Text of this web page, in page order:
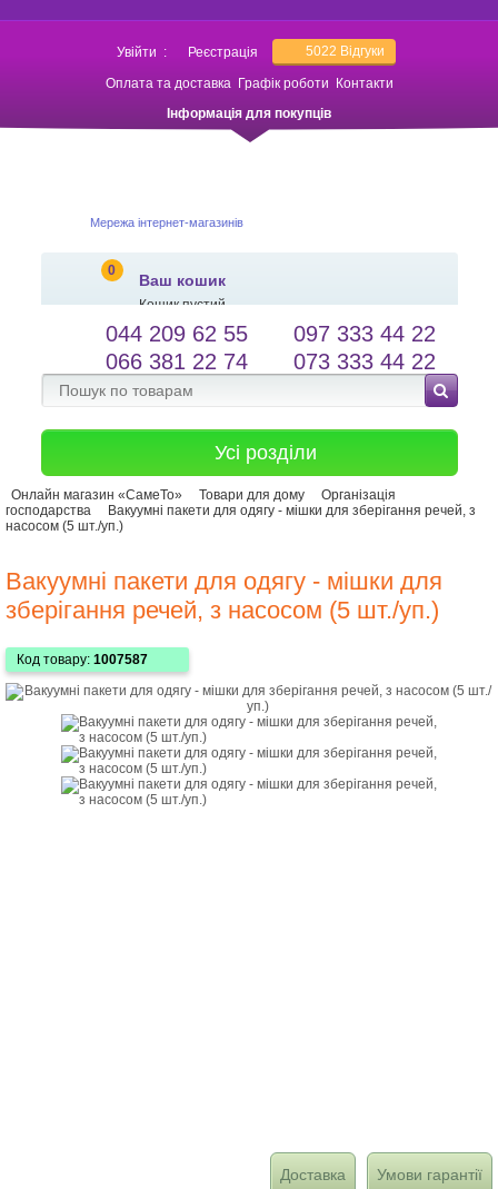
Увійти : Реєстрація 5022 Відгуки
Оплата та доставка Графік роботи
Контакти
Інформація для покупців
Мережа інтернет-магазинів
0
Ваш кошик
Кошик пустий
salessameto@gmail.com
Зворотній зв'язок
Мова сайту
044 209 62 55
097 333 44 22
066 381 22 74
073 333 44 22
Усі розділи
Онлайн магазин «СамеТо» Товари для дому
Організація
господарства
Вакуумні пакети для одягу - мішки для зберігання речей, з
насосом (5 шт./уп.)
Вакуумні пакети для одягу - мішки для
зберігання речей, з насосом (5 шт./уп.)
Код товару: 1007587
Доставка Умови гарантії